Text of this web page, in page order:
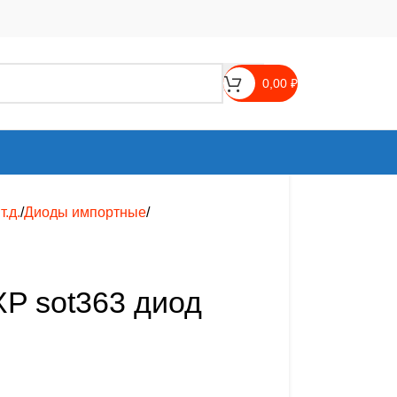
0,00 ₽
Диоды импортные
sot363 диод